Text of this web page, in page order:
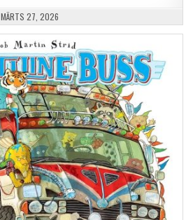
PUBLISHED DATE:
MÄRTS 27, 2026